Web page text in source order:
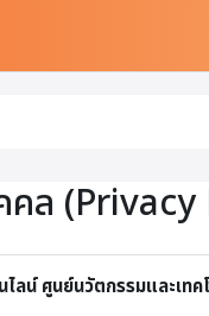
คล
ไลน์ศูนย์นวัตกรรมและเทค